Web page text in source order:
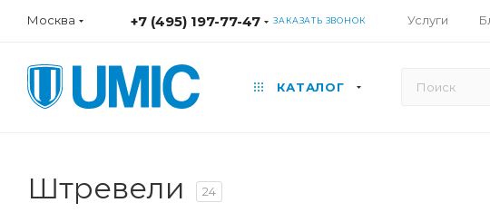
Москва +7 (495) 197-77-47 ЗАКАЗАТЬ ЗВОНОК Услуги
КАТАЛОГ
Штревели 24